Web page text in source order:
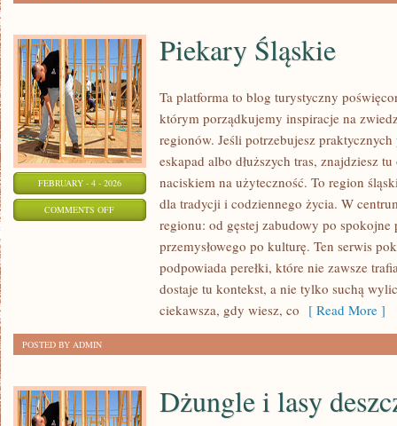
FEBRUARY - 4 - 2026
COMMENTS OFFON
Piekary Śląskie
Ta platforma to blog turystyczny
którym porządkujemy inspiracje na
regionów. Jeśli potrzebujesz
eskapad albo dłuższych tras, znajdziesz
naciskiem na użyteczność. To region
dla tradycji i codziennego życia. W
regionu: od gęstej zabudowy po
przemysłowego po kulturę. Ten serwis
podpowiada perełki, które nie zawsze
dostaje tu kontekst, a nie tylko suchą
ciekawsza, gdy wiesz, co [ Read More ]
POSTED BY ADMIN
Dżungle i lasy